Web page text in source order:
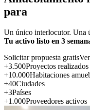
para
Un único interlocutor. Una
Tu activo listo en 3
Solicitar propuesta gratis
+3.500Proyectos realizados
+10.000Habitaciones
+40Ciudades
+3Países
+1.000Proveedores activos